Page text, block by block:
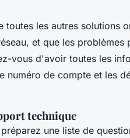
toutes les autres solutions
et que les problèmes
vous d'avoir toutes les
numéro de compte et les
technique
une liste de